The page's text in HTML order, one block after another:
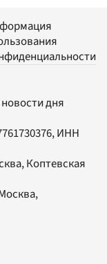
дня
ИНН
Коптевская
,